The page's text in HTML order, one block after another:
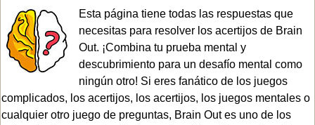
Esta página tiene todas las respuestas que
necesitas para resolver los acertijos de Brain
Out. ¡Combina tu prueba mental y
descubrimiento para un desafío mental como
ningún otro! Si eres fanático de los juegos
complicados, los acertijos, los acertijos, los juegos mentales o
cualquier otro juego de preguntas, Brain Out es uno de los